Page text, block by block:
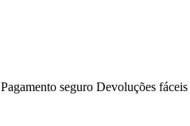
Pagamento seguro Devoluções fáceis